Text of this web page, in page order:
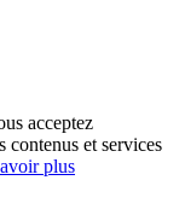
acceptez
contenus et services
plus